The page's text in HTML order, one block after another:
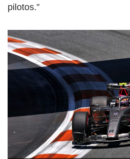
pilotos.”